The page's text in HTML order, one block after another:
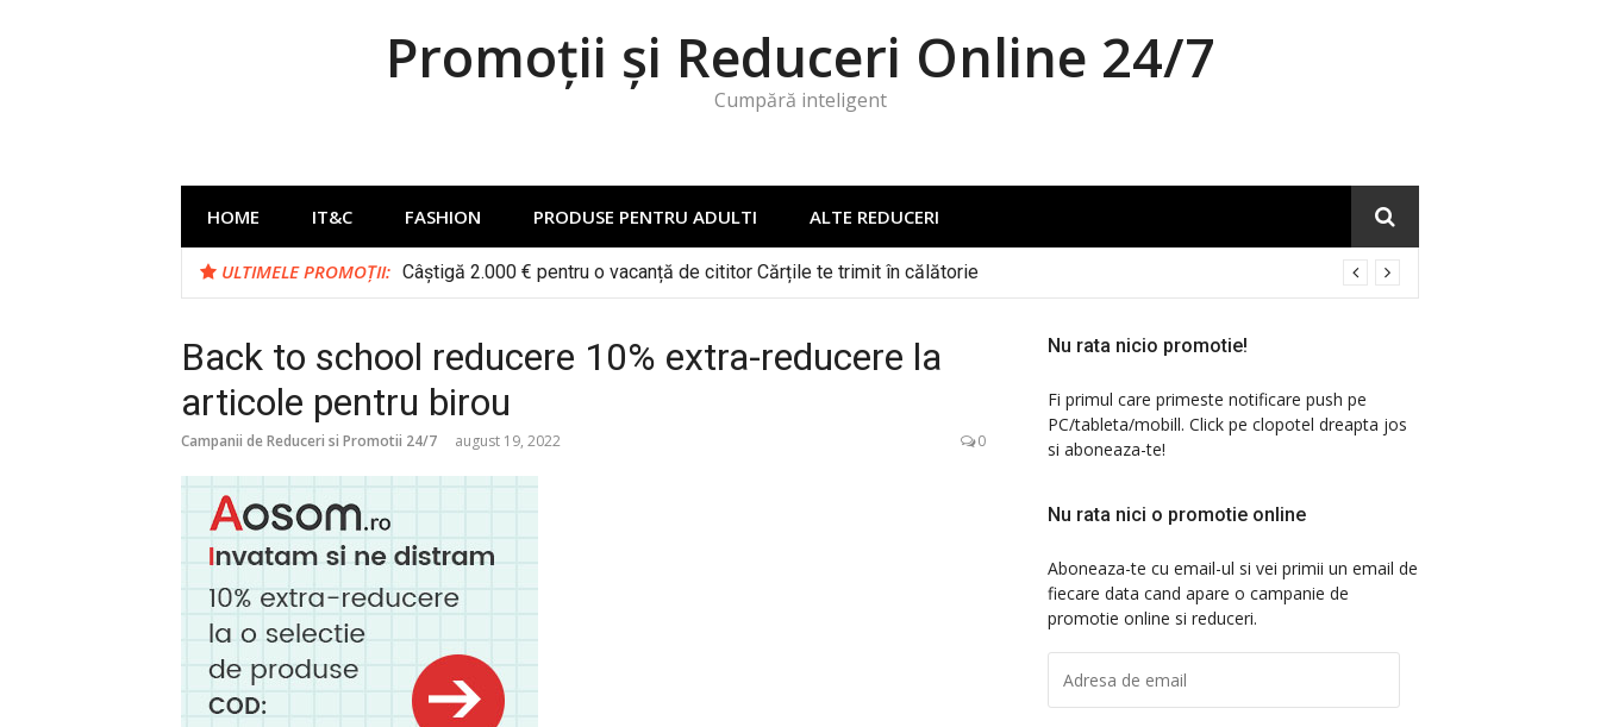
Promoții și Reduceri Online 24/7
Cumpără inteligent
HOME IT&C FASHION PRODUSE PENTRU ADULTI ALTE REDUCERI
ULTIMELE PROMOȚII: Câștigă 2.000 € pentru o vacanță de cititor Cărțile te trimit în călătorie
Back to school reducere 10% extra-reducere la
articole pentru birou
Campanii de Reduceri si Promotii 24/7 august 19, 2022 0
Nu rata nicio promotie!
Fi primul care primeste notificare push pe
PC/tableta/mobill. Click pe clopotel dreapta jos
si aboneaza-te!
Nu rata nici o promotie online
Aboneaza-te cu email-ul si vei primii un email de
fiecare data cand apare o campanie de
promotie online si reduceri.
DE
EMAIL